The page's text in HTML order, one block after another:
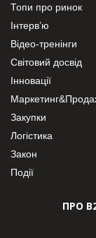
Топи про ринок
Інтерв’ю
Відео-тренінги
Світовий досвід
Інновації
Закупки
Логістика
Закон
Події
ПРО